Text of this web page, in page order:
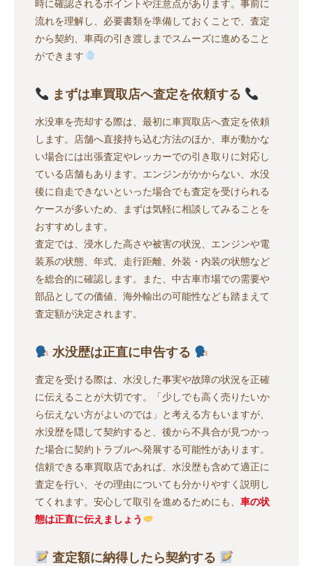
時に確認されるポイントや注意点があります。事前に
流れを理解し、必要書類を準備しておくことで、査定
から契約、車両の引き渡しまでスムーズに進めること
ができます
まずは車買取店へ査定を依頼する
水没車を売却する際は、最初に車買取店へ査定を依頼
します。店舗へ直接持ち込む方法のほか、車が動かな
い場合には出張査定やレッカーでの引き取りに対応し
ている店舗もあります。エンジンがかからない、水没
後に自走できないといった場合でも査定を受けられる
ケースが多いため、まずは気軽に相談してみることを
おすすめします。
査定では、浸水した高さや被害の状況、エンジンや電
装系の状態、年式、走行距離、外装・内装の状態など
を総合的に確認します。また、中古車市場での需要や
部品としての価値、海外輸出の可能性なども踏まえて
査定額が決定されます。
水没歴は正直に申告する
査定を受ける際は、水没した事実や故障の状況を正確
に伝えることが大切です。「少しでも高く売りたいか
ら伝えない方がよいのでは」と考える方もいますが、
水没歴を隠して契約すると、後から不具合が見つかっ
た場合に契約トラブルへ発展する可能性があります。
信頼できる車買取店であれば、水没歴も含めて適正に
査定を行い、その理由についても分かりやすく説明し
てくれます。安心して取引を進めるためにも、 車の状
態は正直に伝えましょう
査定額に納得したら契約する